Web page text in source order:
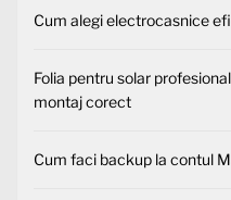
Cum alegi electrocasnice
Folia pentru solar
montaj corect
Cum faci backup la contul